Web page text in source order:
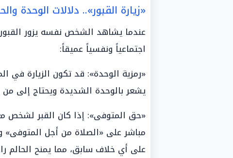
«زيارة القبور».. دلالات الوحدة
عندما يشاهد الشخص نفسه يزور
اجتماعياً ونفسياً عميقاً:
«رمزية الوحدة»: قد تكون الزيارة في
يشعر بالوحدة الشديدة ويحتاج إلى
«حق المتوفى»: إذا كان القبر لشخص
مباشر على «الصلاة من أجل المتوفى»
على أي خلاف سابق، مما يمنح الحالم